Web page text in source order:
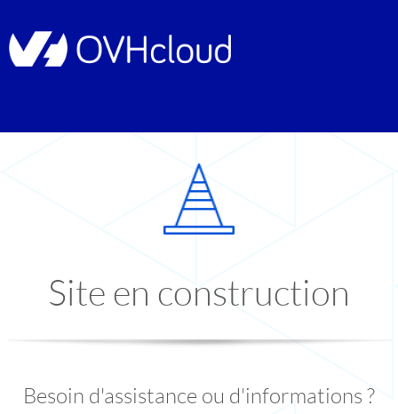
Site en construction
Besoin d'assistance ou d'informations ?